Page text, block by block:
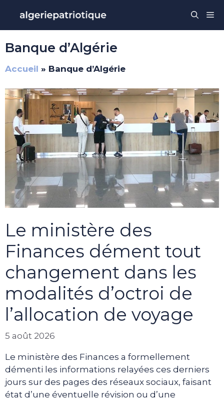
contenu
Banque d’Algérie
Accueil » Banque d’Algérie
Le ministère des
Finances dément tout
changement dans les
modalités d’octroi de
l’allocation de voyage
5 août 2026
Le ministère des Finances a formellement
démenti les informations relayées ces derniers
jours sur des pages des réseaux sociaux, faisant
état d’une éventuelle révision ou d’une